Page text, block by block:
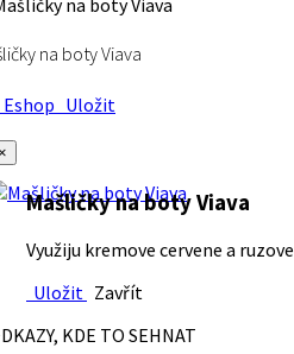
na boty Viava
Uložit
Mašličky na boty Viava
Využiju kremove cervene a ruzove
Uložit Zavřít
KDE TO SEHNAT